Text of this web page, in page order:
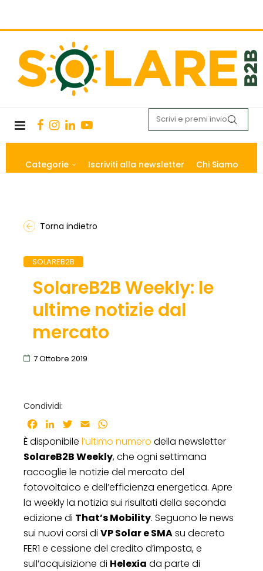
Categorie Iscriviti alla newsletter Chi Siamo
Torna indietro
SOLAREB2B
SolareB2B Weekly: le
ultime notizie dal
mercato
7 Ottobre 2019
Condividi:
Facebook
LinkedInTwitter
Email
È disponibile l’ultimo numero della newsletter
SolareB2B Weekly, che ogni settimana
raccoglie le notizie del mercato del
fotovoltaico e dell’efficienza energetica. Apre
la weekly la notizia sui risultati della seconda
edizione di That’s Mobility. Seguono le news
sui nuovi corsi di VP Solar e SMAsu decreto
FER1 e cessione del credito d’imposta, e
sull’acquisizione di Helexia da parte di